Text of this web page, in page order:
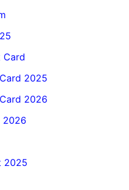
Card
2025
2026
2026
2025